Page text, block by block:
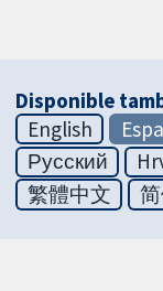
Disponible
English
Русский
繁體中文